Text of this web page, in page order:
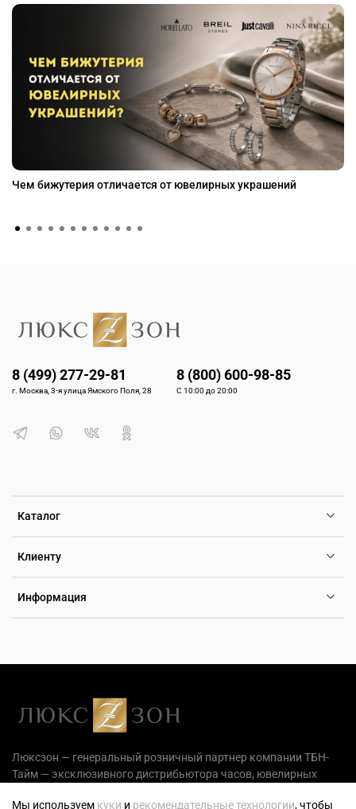
Чем бижутерия отличается от ювелирных украшений
Каталог
Клиенту
Информация
8 (499) 277-29-81
г. Москва, 3-я улица Ямского Поля, 28
8 (800) 600-98-85
С 10:00 до 20:00
Люксзон — генеральный розничный партнер компании ТБН-
Тайм — эксклюзивного дистрибьютора часов, ювелирных
Мы используем куки и рекомендательные технологии, чтобы